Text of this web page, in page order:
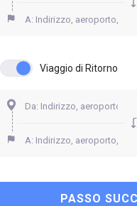
Viaggio di Ritorno
PASSO